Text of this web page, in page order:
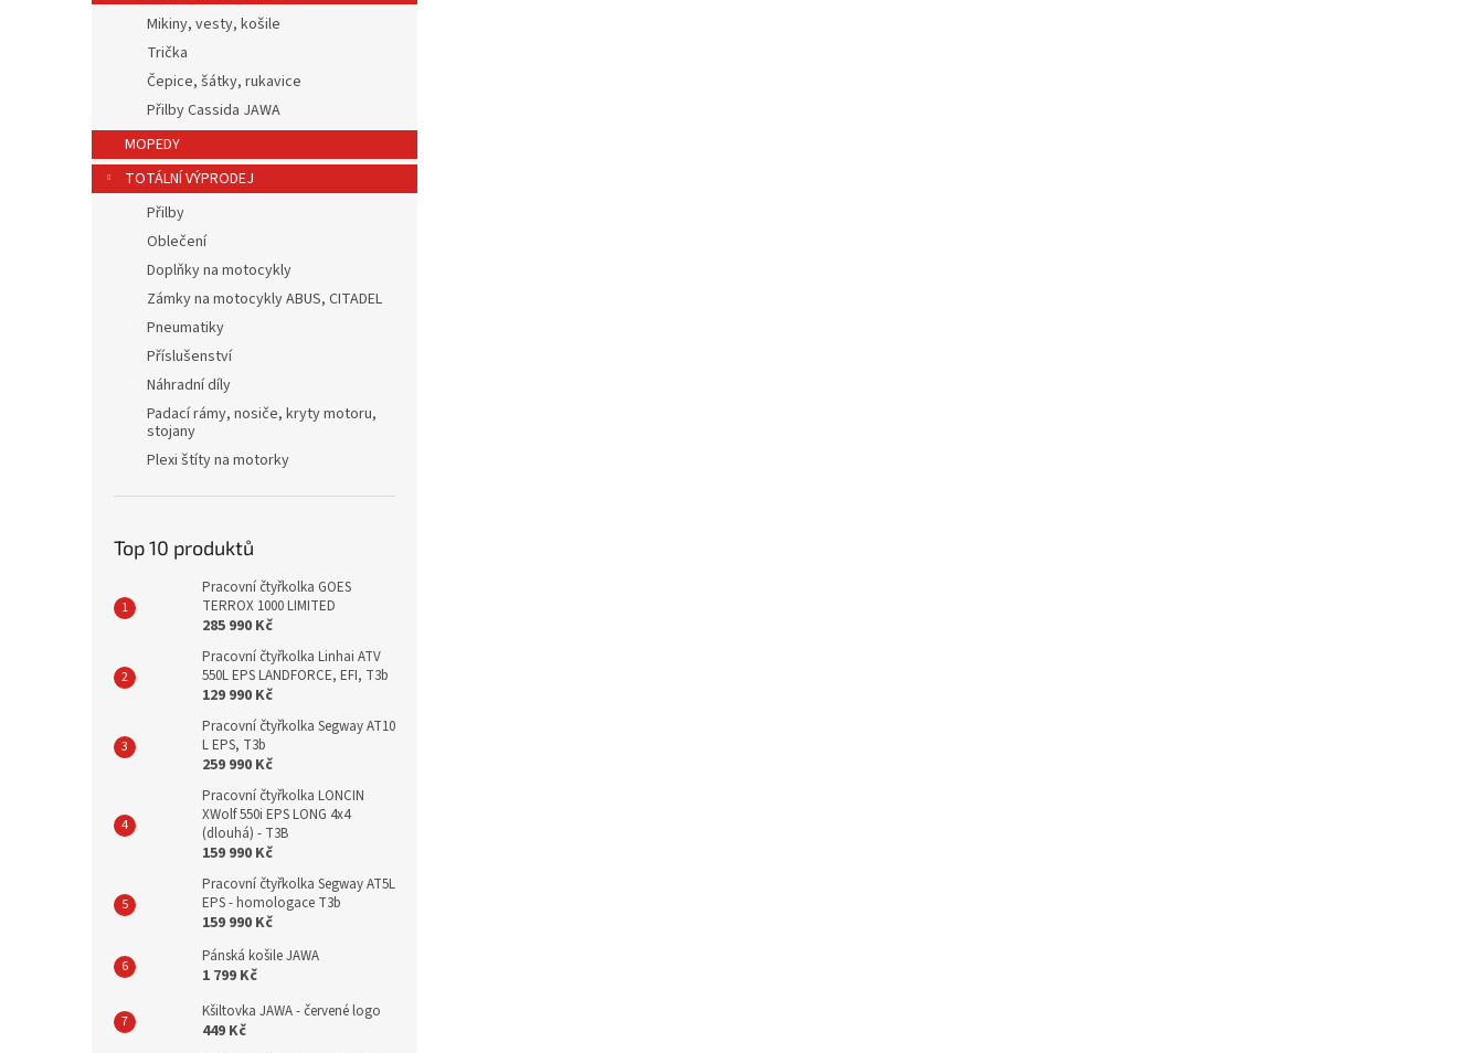
Mikiny, vesty, košile
Trička
Čepice, šátky, rukavice
Přilby Cassida JAWA
MOPEDY
TOTÁLNÍ VÝPRODEJ
Přilby
Oblečení
Doplňky na motocykly
Zámky na motocykly ABUS, CITADEL
Pneumatiky
Příslušenství
Náhradní díly
Padací rámy, nosiče, kryty motoru,
stojany
Plexi štíty na motorky
Top 10 produktů
Pracovní čtyřkolka GOES
TERROX 1000 LIMITED
285 990 Kč
Pracovní čtyřkolka Linhai ATV
550L EPS LANDFORCE, EFI, T3b
129 990 Kč
Pracovní čtyřkolka Segway AT10
L EPS, T3b
259 990 Kč
Pracovní čtyřkolka LONCIN
XWolf 550i EPS LONG 4x4
(dlouhá) - T3B
159 990 Kč
Pracovní čtyřkolka Segway AT5L
EPS - homologace T3b
159 990 Kč
Pánská košile JAWA
1 799 Kč
Kšiltovka JAWA - červené logo
449 Kč